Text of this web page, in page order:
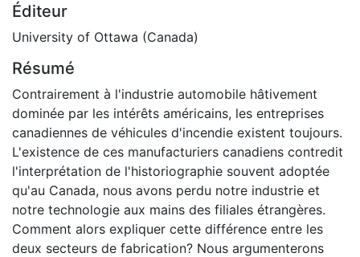
Éditeur
University of Ottawa (Canada)
Résumé
Contrairement à l'industrie automobile hâtivement
dominée par les intérêts américains, les entreprises
canadiennes de véhicules d'incendie existent toujours.
L'existence de ces manufacturiers canadiens contredit
l'interprétation de l'historiographie souvent adoptée
qu'au Canada, nous avons perdu notre industrie et
notre technologie aux mains des filiales étrangères.
Comment alors expliquer cette différence entre les
deux secteurs de fabrication? Nous argumenterons